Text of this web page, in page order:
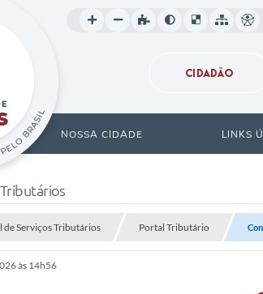
CIDADÃO
NOSSA CIDADE LINKS
de Serviços Tributários Portal Tributário
às 14h56